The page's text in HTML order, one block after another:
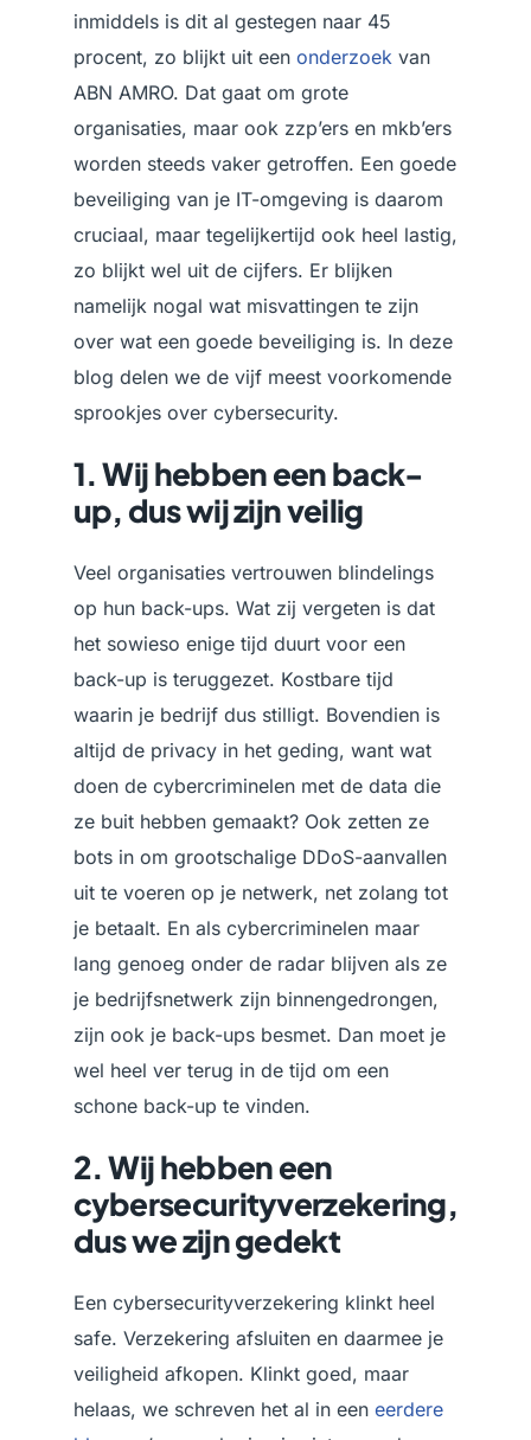
inmiddels is dit al gestegen naar 45
procent, zo blijkt uit een onderzoek van
ABN AMRO. Dat gaat om grote
organisaties, maar ook zzp’ers en mkb’ers
worden steeds vaker getroffen. Een goede
beveiliging van je IT-omgeving is daarom
cruciaal, maar tegelijkertijd ook heel lastig,
zo blijkt wel uit de cijfers. Er blijken
namelijk nogal wat misvattingen te zijn
over wat een goede beveiliging is. In deze
blog delen we de vijf meest voorkomende
sprookjes over cybersecurity.
1. Wij hebben een back-
up, dus wij zijn veilig
Veel organisaties vertrouwen blindelings
op hun back-ups. Wat zij vergeten is dat
het sowieso enige tijd duurt voor een
back-up is teruggezet. Kostbare tijd
waarin je bedrijf dus stilligt. Bovendien is
altijd de privacy in het geding, want wat
doen de cybercriminelen met de data die
ze buit hebben gemaakt? Ook zetten ze
bots in om grootschalige DDoS-aanvallen
uit te voeren op je netwerk, net zolang tot
je betaalt. En als cybercriminelen maar
lang genoeg onder de radar blijven als ze
je bedrijfsnetwerk zijn binnengedrongen,
zijn ook je back-ups besmet. Dan moet je
wel heel ver terug in de tijd om een
schone back-up te vinden.
2. Wij hebben een
cybersecurityverzekering,
dus we zijn gedekt
Een cybersecurityverzekering klinkt heel
safe. Verzekering afsluiten en daarmee je
veiligheid afkopen. Klinkt goed, maar
helaas, we schreven het al in een eerdere